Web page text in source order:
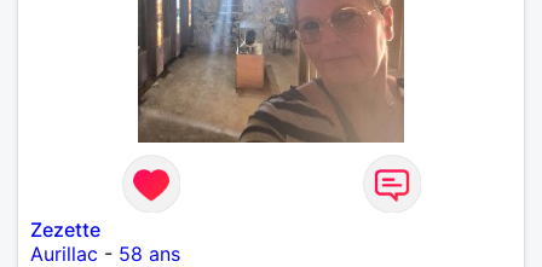
Zezette
Aurillac - 58 ans